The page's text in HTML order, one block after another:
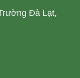
Đà Lạt,